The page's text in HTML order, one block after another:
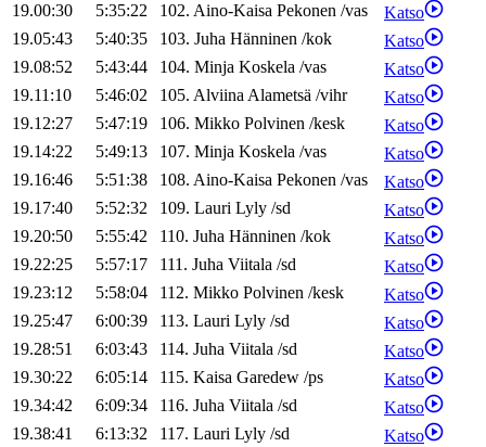
19.00:30
5:35:22 102. Aino-Kaisa Pekonen /vas
Katso
19.05:43
5:40:35 103. Juha Hänninen /kok
Katso
19.08:52
5:43:44 104. Minja Koskela /vas
Katso
19.11:10
5:46:02 105. AlviinaAlametsä /vihr
Katso
19.12:27
5:47:19 106. Mikko Polvinen /kesk
Katso
19.14:22
5:49:13 107. Minja Koskela /vas
Katso
19.16:46
5:51:38 108. Aino-Kaisa Pekonen /vas
Katso
19.17:40
5:52:32 109. Lauri Lyly /sd
Katso
19.20:50
5:55:42 110. Juha Hänninen /kok
Katso
19.22:25
5:57:17 111. Juha Viitala /sd
Katso
19.23:12
5:58:04 112. Mikko Polvinen /kesk
Katso
19.25:47
6:00:39 113. Lauri Lyly /sd
Katso
19.28:51
6:03:43 114. Juha Viitala /sd
Katso
19.30:22
6:05:14 115. Kaisa Garedew /ps
Katso
19.34:42
6:09:34 116. Juha Viitala /sd
Katso
19.38:41
6:13:32 117. Lauri Lyly /sd
Katso